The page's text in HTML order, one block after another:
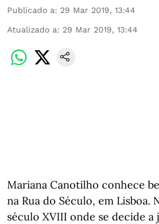
Publicado a: 29 Mar 2019, 13:44
Atualizado a: 29 Mar 2019, 13:44
Mariana Canotilho conhece
na Rua do Século, em Lisboa.
século XVIII onde se decide